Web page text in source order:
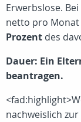
Erwerbslose. Bei
netto pro
Prozent des
Dauer: Ein
beantragen.
nachweislich